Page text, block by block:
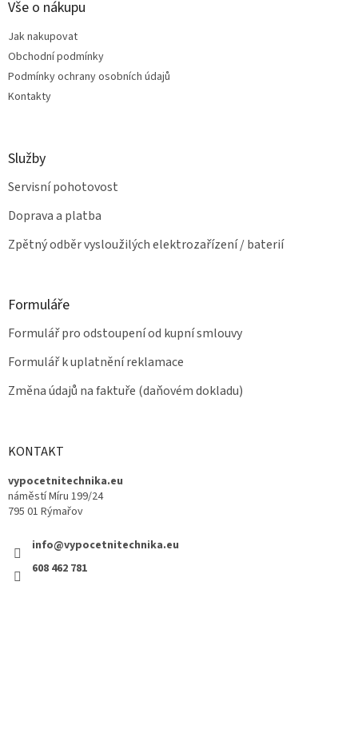
Vše o nákupu
Jak nakupovat
Obchodní podmínky
Podmínky ochrany osobních údajů
Kontakty
Služby
Servisní pohotovost
Doprava a platba
Zpětný odběr vysloužilých elektrozařízení / baterií
Formuláře
Formulář pro odstoupení od kupní smlouvy
Formulář k uplatnění reklamace
Změna údajů na faktuře (daňovém dokladu)
KONTAKT
vypocetnitechnika.eu
náměstí Míru 199/24
795 01 Rýmařov
info@vypocetnitechnika.eu
608 462 781